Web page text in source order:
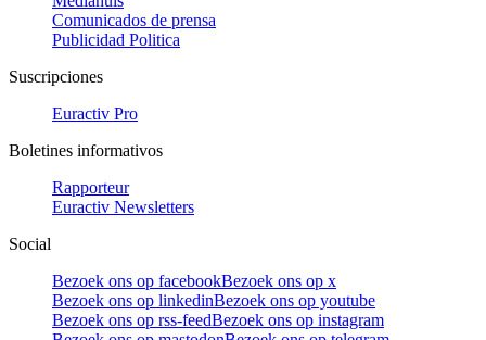
Comunicados de prensa
Publicidad Politica
Suscripciones
Euractiv Pro
Boletines informativos
Rapporteur
Euractiv Newsletters
Social
Bezoek ons op facebookBezoek ons op x
Bezoek ons op linkedinBezoek ons op youtube
Bezoek ons op rss-feedBezoek ons op instagram